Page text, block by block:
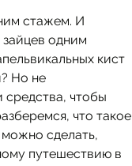
стажем. И
зайцев одним
кист
Но не
средства, чтобы
что такое
сделать,
путешествию в